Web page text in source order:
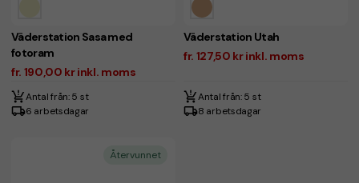
Väderstation Sasa med
fotoram
fr. 190,00 kr inkl. moms
Antal från: 5 st
6 arbetsdagar
Väderstation Utah
fr. 127,50 kr inkl. moms
Antal från: 5 st
8 arbetsdagar
Återvunnet